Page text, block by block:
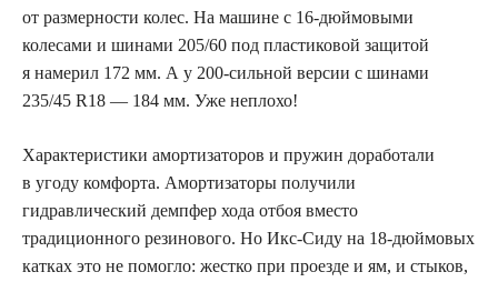
от размерности колес. На машине с 16‑дюймовыми
колесами и шинами 205/60 под пластиковой защитой
я намерил 172 мм. А у 200‑сильной версии с шинами
235/45 R18 — 184 мм. Уже неплохо!
Характеристики амортизаторов и пружин доработали
в угоду комфорта. Амортизаторы получили
гидравлический демпфер хода отбоя вместо
традиционного резинового. Но Икс-Сиду на 18‑дюймовых
катках это не помогло: жестко при проезде и ям, и стыков,